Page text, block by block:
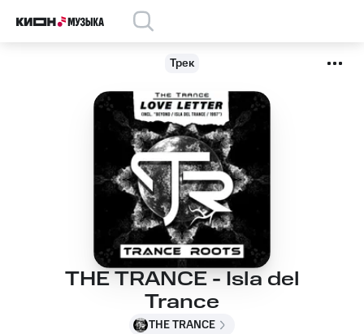
Трек
THE TRANCE - Isla del
Trance
THE TRANCE